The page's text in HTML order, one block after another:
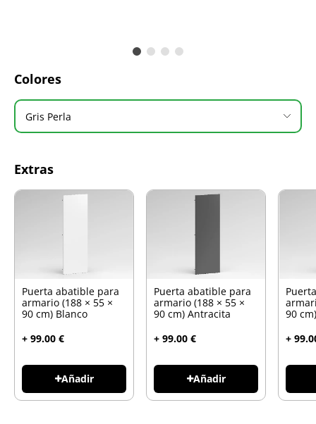
Colores
Gris Perla
Extras
Puerta abatible para
armario (188 × 55 ×
90 cm) Blanco
+ 99.00 €
Añadir
Puerta abatible para
armario (188 × 55 ×
90 cm) Antracita
+ 99.00 €
Añadir
90
+